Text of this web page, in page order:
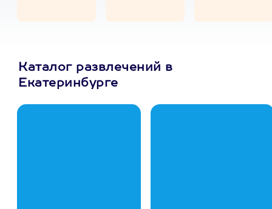
Каталог развлечений в
Екатеринбурге